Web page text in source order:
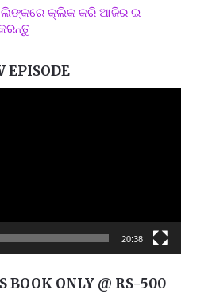
ଲିଙ୍କରେ କ୍ଲିକ କରି ଆଜିର ଇ –
EPISODE
20:38
BOOK ONLY @ RS-500